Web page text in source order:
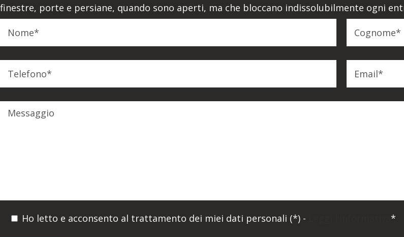
finestre, porte e persiane, quando sono aperti, ma che bloccano indissolubilmente ogni
Ho letto e acconsento al trattamento dei miei dati personali (*) - *